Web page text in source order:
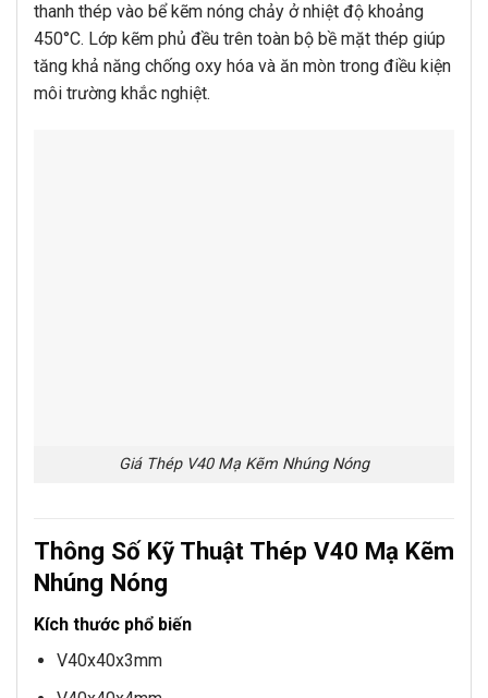
thanh thép vào bể kẽm nóng chảy ở nhiệt độ khoảng
450°C. Lớp kẽm phủ đều trên toàn bộ bề mặt thép giúp
tăng khả năng chống oxy hóa và ăn mòn trong điều kiện
môi trường khắc nghiệt.
Giá Thép V40 Mạ Kẽm Nhúng Nóng
Thông Số Kỹ Thuật Thép V40 Mạ Kẽm
Nhúng Nóng
Kích thước phổ biến
V40x40x3mm